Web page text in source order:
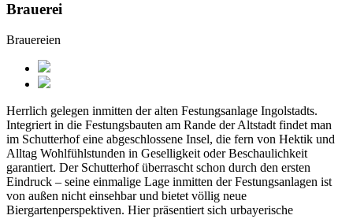
Brauerei
Brauereien
Herrlich gelegen inmitten der alten Festungsanlage Ingolstadts.
Integriert in die Festungsbauten am Rande der Altstadt findet man
im Schutterhof eine abgeschlossene Insel, die fern von Hektik und
Alltag Wohlfühlstunden in Geselligkeit oder Beschaulichkeit
garantiert. Der Schutterhof überrascht schon durch den ersten
Eindruck – seine einmalige Lage inmitten der Festungsanlagen ist
von außen nicht einsehbar und bietet völlig neue
Biergartenperspektiven. Hier präsentiert sich urbayerische